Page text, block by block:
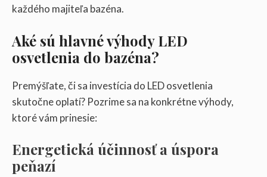
každého majiteľa bazéna.
Aké sú hlavné výhody LED
osvetlenia do bazéna?
Premýšľate, či sa investícia do LED osvetlenia
skutočne oplatí? Pozrime sa na konkrétne výhody,
ktoré vám prinesie:
Energetická účinnosť a úspora
peňazí